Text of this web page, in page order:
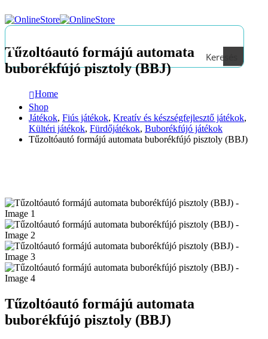
Keresés
Tűzoltóautó formájú automata
buborékfújó pisztoly (BBJ)
Home
Shop
Játékok, Fiús játékok, Kreatív és készségfejlesztő játékok,
Kültéri játékok, Fürdőjátékok, Buborékfújó játékok
Tűzoltóautó formájú automata buborékfújó pisztoly (BBJ)
Tűzoltóautó formájú automata
buborékfújó pisztoly (BBJ)